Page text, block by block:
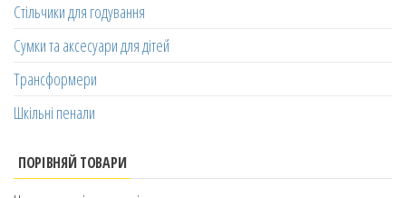
Стільчики для годування
Сумки та аксесуари для дітей
Трансформери
Шкільні пенали
ПОРІВНЯЙ ТОВАРИ